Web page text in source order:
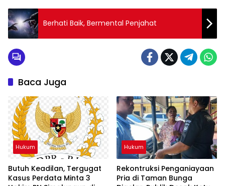
Berhati Baik, Bermental Penjahat
Baca Juga
Hukum
Butuh Keadilan, Tergugat
Kasus Perdata Minta 3
Hukum
Rekontruksi Penganiayaan
Pria di Taman Bunga